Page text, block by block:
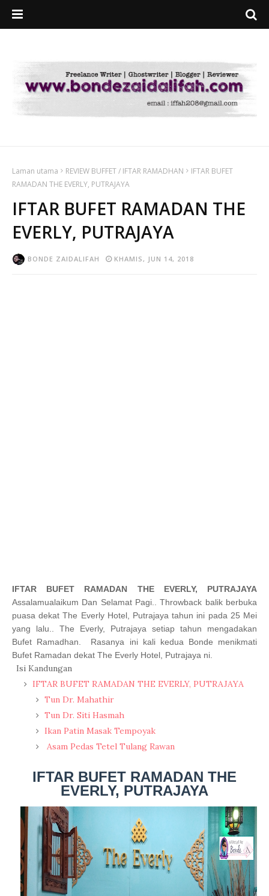
Laman utama REVIEW BUFFET / IFTAR RAMADHAN
IFTAR BUFET
RAMADAN THE EVERLY, PUTRAJAYA
IFTAR BUFET RAMADAN THE
EVERLY, PUTRAJAYA
BONDE ZAIDALIFAH KHAMIS, JUN 14, 2018
IFTAR BUFET RAMADAN THE EVERLY, PUTRAJAYA
Assalamualaikum Dan Selamat Pagi..Throwback balik berbuka
puasa dekat The Everly Hotel, Putrajaya tahun ini pada 25 Mei
yang lalu.. The Everly, Putrajaya setiap tahun mengadakan
Bufet Ramadhan. Rasanya ini kali kedua Bonde menikmati
Bufet Ramadan dekat The Everly Hotel, Putrajaya ni.
Isi Kandungan
IFTAR BUFET RAMADAN THE EVERLY, PUTRAJAYA
Tun Dr. Mahathir
Tun Dr. Siti Hasmah
Ikan Patin Masak Tempoyak
Asam Pedas Tetel Tulang Rawan
IFTAR BUFET RAMADAN THE
EVERLY, PUTRAJAYA